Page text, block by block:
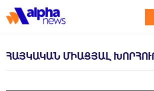
ՀԱՅԿԱԿԱՆ ՄԻԱՑՅԱԼ